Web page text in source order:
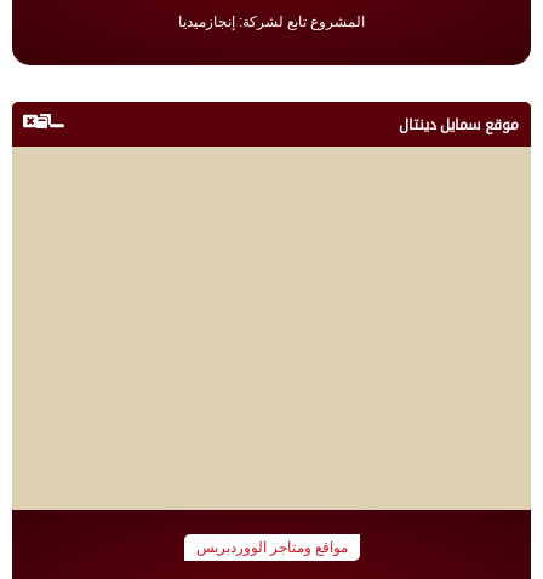
المشروع تابع لشركة: إنجازميديا
موقع سمايل دينتال
مواقع ومتاجر الووردبريس